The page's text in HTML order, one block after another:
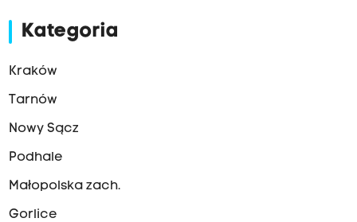
Kategoria
Kraków
Tarnów
Nowy Sącz
Podhale
Małopolska zach.
Gorlice